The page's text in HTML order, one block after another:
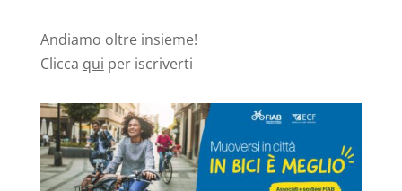
Andiamo oltre insieme!
Clicca qui per iscriverti